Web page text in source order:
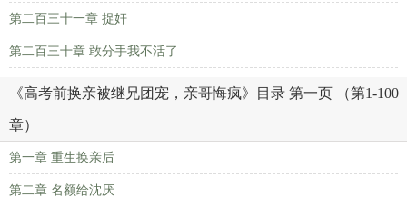
第二百三十一章 捉奸
第二百三十章 敢分手我不活了
《高考前换亲被继兄团宠，亲哥悔疯》目录 第一页 （第1-100
章）
第一章 重生换亲后
第二章 名额给沈厌